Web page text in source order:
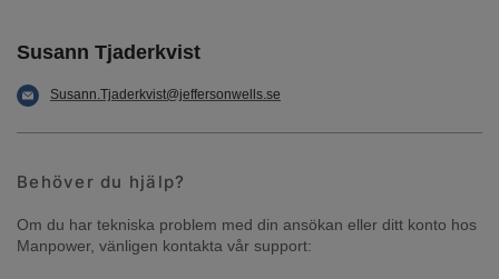
Susann Tjaderkvist
Susann.Tjaderkvist@jeffersonwells.se
Behöver du hjälp?
Om du har tekniska problem med din ansökan eller ditt konto hos
Manpower, vänligen kontakta vår support: